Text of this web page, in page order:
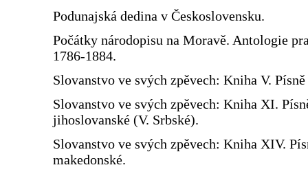
Podunajská dedina v Československu.
Počátky národopisu na Moravě. Antologie
1786-1884.
Slovanstvo ve svých zpěvech: Kniha V.
Slovanstvo ve svých zpěvech: Kniha XI.
jihoslovanské (V. Srbské).
Slovanstvo ve svých zpěvech: Kniha XIV.
makedonské.